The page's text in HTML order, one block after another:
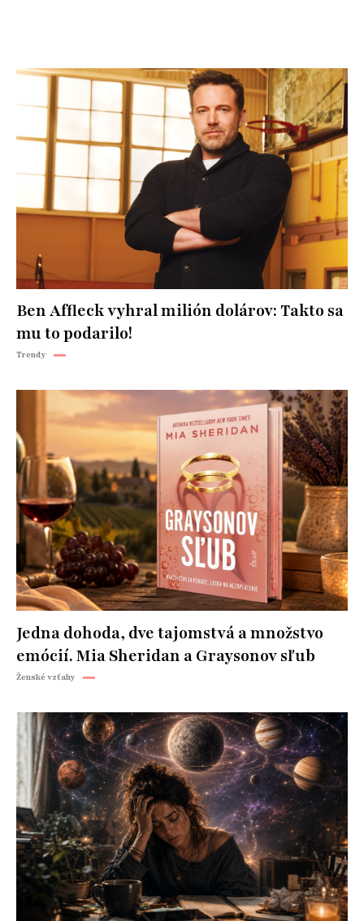
Ben Affleck vyhral milión dolárov: Takto sa
mu to podarilo!
Trendy
Jedna dohoda, dve tajomstvá a množstvo
emócií. Mia Sheridan a Graysonov sľub
Ženské vzťahy